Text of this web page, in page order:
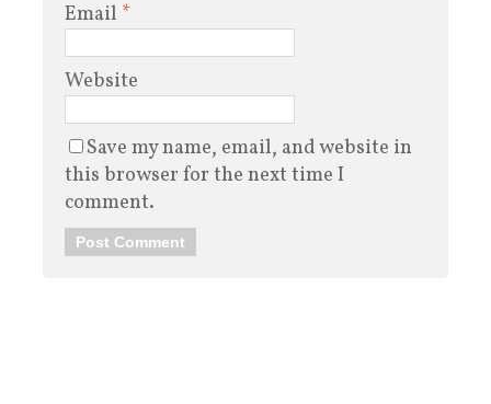
Email *
Website
Save my name, email, and website in
this browser for the next time I
comment.